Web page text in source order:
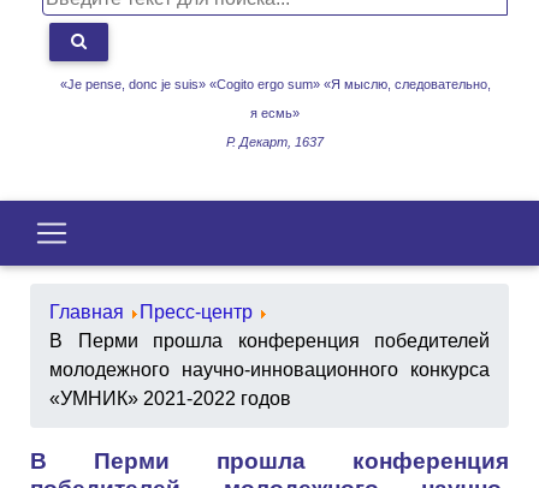
«Je pense, donc je suis» «Cogito ergo sum» «Я мыслю, следовательно,
я есмь»
Р. Декарт, 1637
Главная
Пресс-центр
В Перми прошла конференция победителей
молодежного научно-инновационного конкурса
«УМНИК» 2021-2022 годов
В Перми прошла конференция